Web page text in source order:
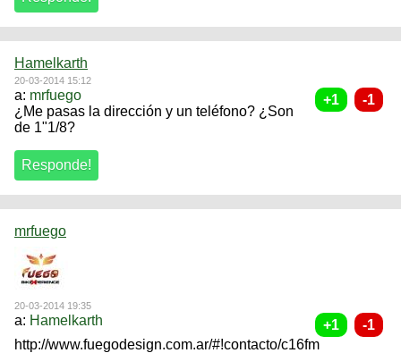
Hamelkarth
20-03-2014 15:12
a: mrfuego
¿Me pasas la dirección y un teléfono? ¿Son
de 1"1/8?
mrfuego
20-03-2014 19:35
a: Hamelkarth
http://www.fuegodesign.com.ar/#!contacto/c16fm